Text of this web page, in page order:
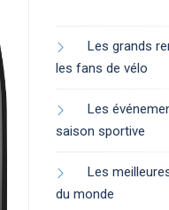
Les grands
les fans de vélo
Les
saison sportive
Les
du monde